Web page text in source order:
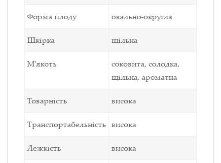
Форма плоду овально-округла
Шкірка щільна
М'якоть
соковита, солодка,
щільна, ароматна
Товарність висока
Транспортабельність висока
Лежкість висока